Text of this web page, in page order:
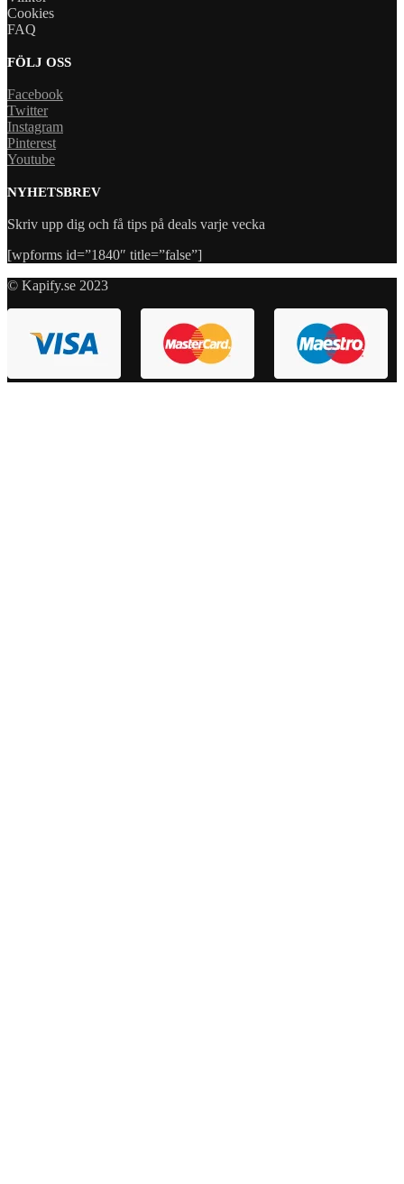
Cookies
FAQ
FÖLJ OSS
Facebook
Twitter
Instagram
Pinterest
Youtube
NYHETSBREV
Skriv upp dig och få tips på deals varje vecka
[wpforms id=”1840″ title=”false”]
© Kapify.se 2023